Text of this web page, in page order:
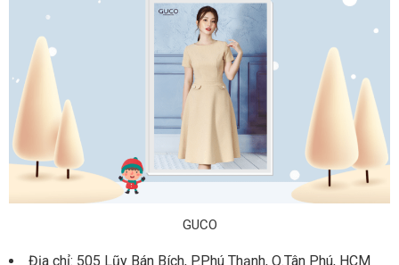
GUCO
Địa chỉ: 505 Lũy Bán Bích, P.Phú Thạnh, Q.Tân Phú, HCM